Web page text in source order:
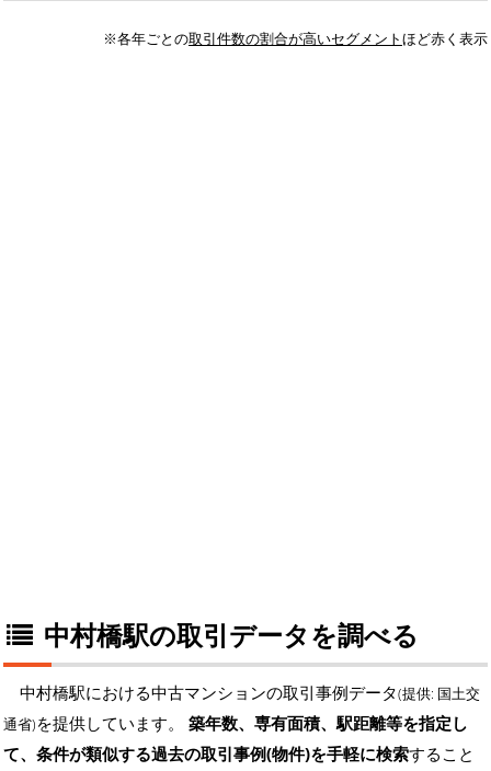
※各年ごとの取引件数の割合が高いセグメントほど赤く表示
中村橋駅の取引データを調べる
中村橋駅における中古マンションの取引事例データ(提供: 国土交
通省)を提供しています。 築年数、専有面積、駅距離等を指定し
て、条件が類似する過去の取引事例(物件)を手軽に検索すること